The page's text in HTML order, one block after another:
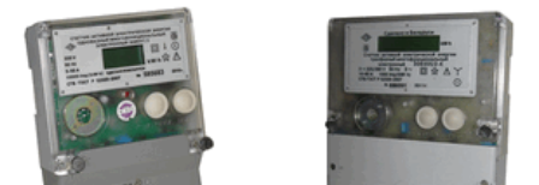
Стремянки стальные
Стремянки двухсторонние стальные